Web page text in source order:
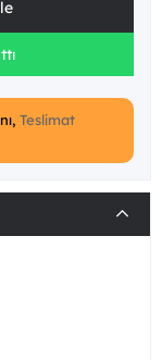
Teslimat